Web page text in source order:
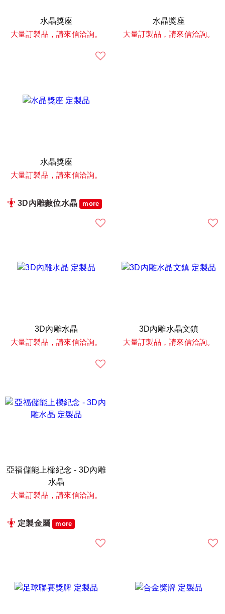
水晶獎座
大量訂製品，請來信洽詢。
水晶獎座
大量訂製品，請來信洽詢。
水晶獎座
大量訂製品，請來信洽詢。
3D內雕數位水晶 more
3D內雕水晶
大量訂製品，請來信洽詢。
3D內雕水晶文鎮
大量訂製品，請來信洽詢。
亞福儲能上樑紀念 - 3D內雕
水晶
大量訂製品，請來信洽詢。
定製金屬 more